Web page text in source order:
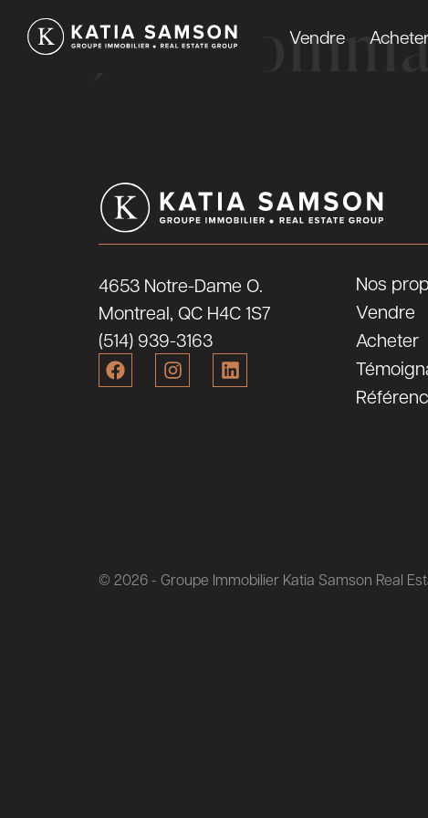
Vendre
Je
4653 Notre-Dame O.
Montreal, QC H4C 1S7
(514) 939-3163
Nos
Vendre
Acheter
© 2026 - Groupe Immobilier Katia Samson Real